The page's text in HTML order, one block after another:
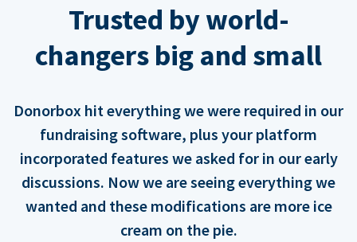
Trusted by world-
changers big and small
Donorbox hit everything we were required in our
fundraising software, plus your platform
incorporated features we asked for in our early
discussions. Now we are seeing everything we
wanted and these modifications are more ice
cream on the pie.